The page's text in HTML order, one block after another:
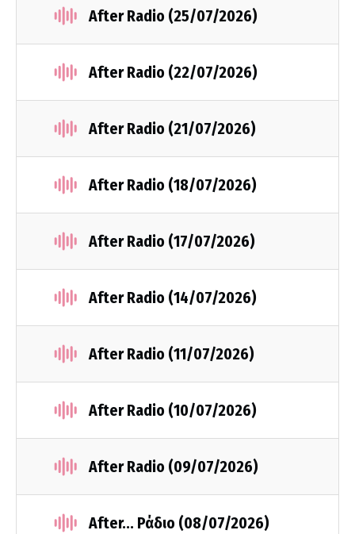
After Radio (25/07/2026)
After Radio (22/07/2026)
After Radio (21/07/2026)
After Radio (18/07/2026)
After Radio (17/07/2026)
After Radio (14/07/2026)
After Radio (11/07/2026)
After Radio (10/07/2026)
After Radio (09/07/2026)
After... Ράδιο (08/07/2026)